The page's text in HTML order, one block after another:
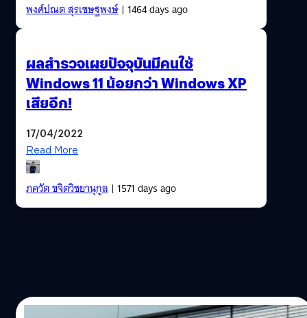
พงศ์ปณต สุรเชษฐพงษ์| 1464 days ago
ผลสำรวจเผยปัจจุบันมีคนใช้
Windows 11 น้อยกว่า Windows XP
เสียอีก!
17/04/2022
Read More
ภควัต ขจิตวิชยานุกูล| 1571 days ago